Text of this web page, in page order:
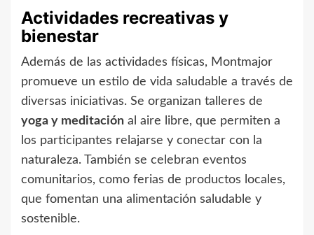
Actividades recreativas y
bienestar
Además de las actividades físicas, Montmajor
promueve un estilo de vida saludable a través de
diversas iniciativas. Se organizan talleres de
yoga y meditación al aire libre, que permiten a
los participantes relajarse y conectar con la
naturaleza. También se celebran eventos
comunitarios, como ferias de productos locales,
que fomentan una alimentación saludable y
sostenible.